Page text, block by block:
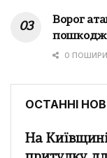
Ворог
0
ОСТАННІ
На